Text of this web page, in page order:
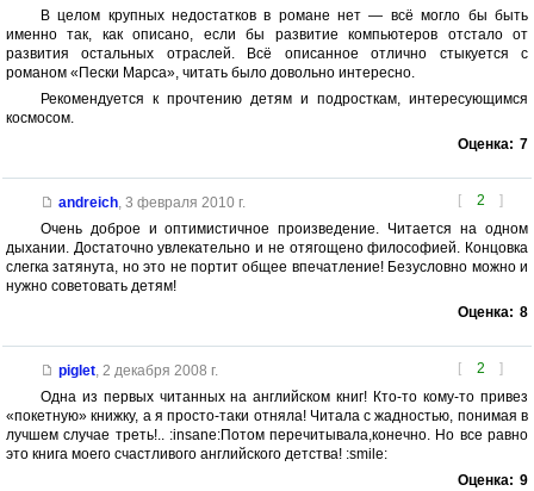
В целом крупных недостатков в романе нет — всё могло бы быть
именно так, как описано, если бы развитие компьютеров отстало от
развития остальных отраслей. Всё описанное отлично стыкуется с
романом «Пески Марса», читать было довольно интересно.
Рекомендуется к прочтению детям и подросткам, интересующимся
космосом.
Оценка: 7
[ 2 ]
andreich, 3 февраля 2010 г.
Очень доброе и оптимистичное произведение. Читается на одном
дыхании. Достаточно увлекательно и не отягощено философией. Концовка
слегка затянута, но это не портит общее впечатление! Безусловно можно и
нужно советовать детям!
Оценка: 8
[ 2 ]
piglet, 2 декабря 2008 г.
Одна из первых читанных на английском книг! Кто-то кому-то привез
«покетную» книжку, а я просто-таки отняла! Читала с жадностью, понимая в
лучшем случае треть!.. :insane:Потом перечитывала,конечно. Но все равно
это книга моего счастливого английского детства! :smile:
Оценка: 9